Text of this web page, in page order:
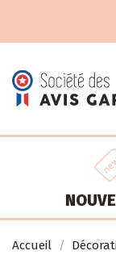
Accueil